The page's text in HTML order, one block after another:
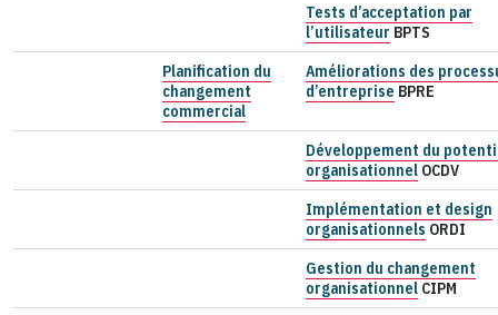
Tests d’acceptation par
l’utilisateur BPTS
Planification du
changement
commercial
Améliorations des
d’entreprise BPRE
Développement du
organisationnel OCDV
Implémentation et design
organisationnels ORDI
Gestion du changement
organisationnel CIPM